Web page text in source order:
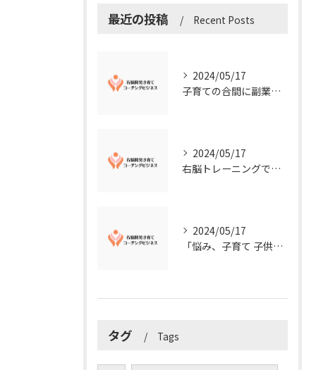
最近の投稿 Recent Posts
2024/05/17
子育ての合間に副業コーチングで収入アップ！右脳開発子育てコーチングビジネスの可能性とは？
2024/05/17
右脳トレーニングで視覚的センスを磨こう！
2024/05/17
「悩み、子育て 子供の発達」を解決する右脳開発子育てコーチングビジネス業界の魅力とは？
タグ Tags